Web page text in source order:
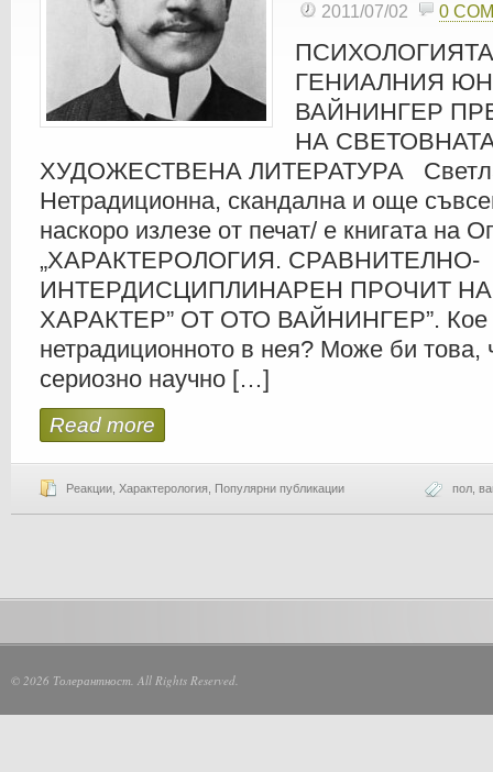
2011/07/02 0
ГЕНИАЛНИЯ
ВАЙНИНГЕР
НА
ХУДОЖЕСТВЕНА ЛИТЕРАТУРА
Нетрадиционна, скандална и още
наскоро излезе от печат/ е книгата на
„ХАРАКТЕРОЛОГИЯ. СРАВНИТЕЛНО-
ИНТЕРДИСЦИПЛИНАРЕН ПРОЧИТ НА
ХАРАКТЕР” ОТ ОТО ВАЙНИНГЕР”. Кое
нетрадиционното в нея? Може би това,
сериозно научно […]
Read more
Реакции Характерология Популярни публикации пол
© 2026 Толерантност. All Rights Reserved.